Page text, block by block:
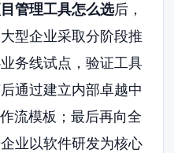
管理工具怎么选后，
型企业采取分阶段推
务线试点，验证工具
通过建立内部卓越中
流模板；最后再向全
业以软件研发为核心